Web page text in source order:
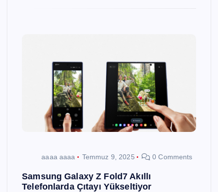
aaaa aaaa Temmuz 9, 2025 0 Comments
Samsung Galaxy Z Fold7 Akıllı
Telefonlarda Çıtayı Yükseltiyor